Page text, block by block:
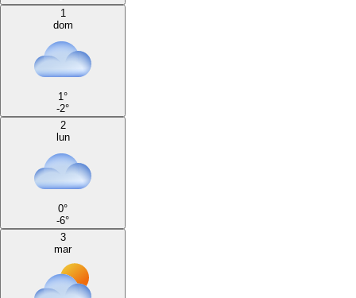
1
dom
1°
-2°
2
lun
0°
-6°
3
mar